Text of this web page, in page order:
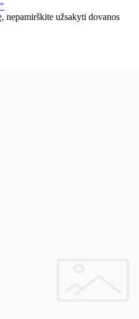
užsakyti dovanos